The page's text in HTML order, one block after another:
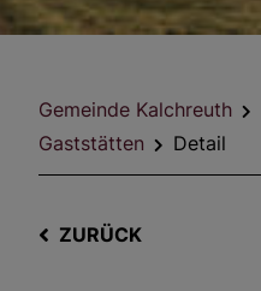
Gemeinde Kalchreuth
Gaststätten
Detail
ZURÜCK